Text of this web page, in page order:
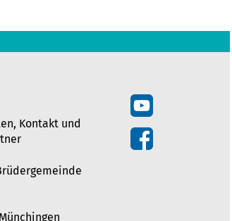
Kontakt und